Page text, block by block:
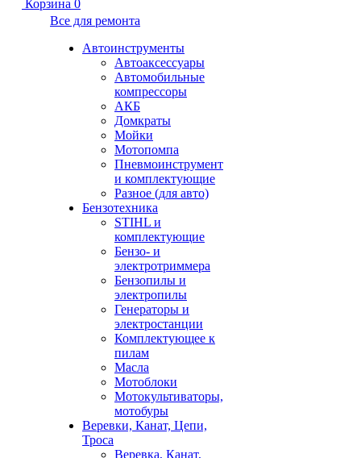
Корзина 0
Все для ремонта
Автоинструменты
Автоаксессуары
Автомобильные
компрессоры
АКБ
Домкраты
Мойки
Мотопомпа
Пневмоинструмент
и комплектующие
Разное (для авто)
Бензотехника
STIHL и
комплектующие
Бензо- и
электротриммера
Бензопилы и
электропилы
Генераторы и
электростанции
Комплектующее к
пилам
Масла
Мотоблоки
Мотокультиваторы,
мотобуры
Веревки, Канат, Цепи,
Троса
Веревка, Канат,